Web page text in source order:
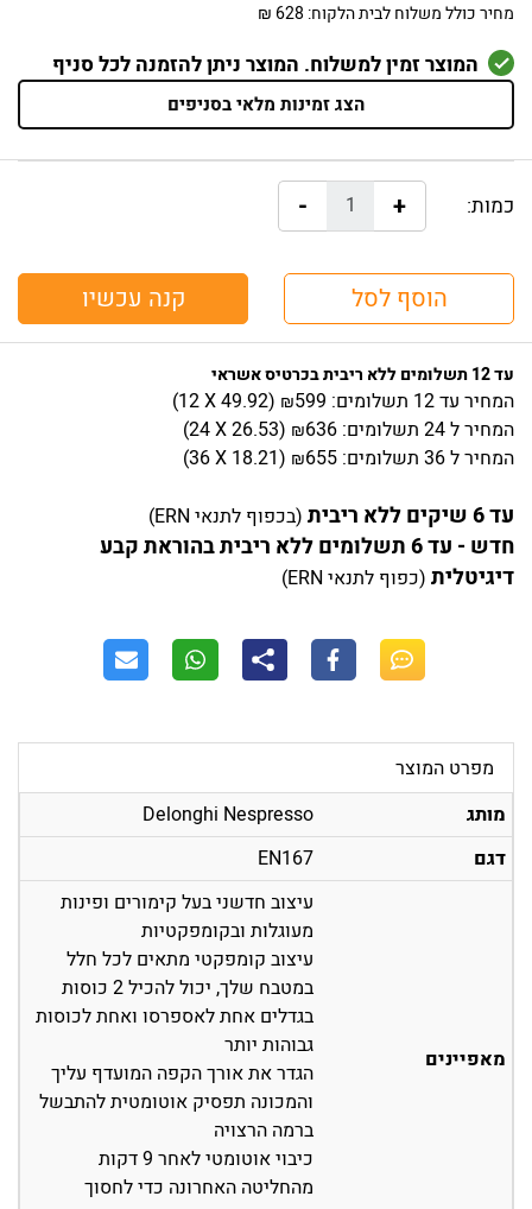
מחיר כולל משלוח לבית הלקוח: 628 ₪
המוצר זמין למשלוח. המוצר ניתן להזמנה לכל סניף
הצג זמינות מלאי בסניפים
כמות: +
-
הוסף לסל קנה עכשיו
עד 12 תשלומים ללא ריבית בכרטיס אשראי
המחיר עד 12 תשלומים: ₪599
(12 X49.92)
המחירל 24 תשלומים: ₪636
(24 X26.53)
המחירל 36 תשלומים: ₪655
(36 X 18.21)
עד 6 שיקים ללא ריבית (בכפוף לתנאי ERN)
חדש - עד 6 תשלומים ללא ריבית בהוראת קבע
דיגיטלית (כפוף לתנאי ERN)
מפרט המוצר
מותג
Delonghi Nespresso
דגם
EN167
מאפיינים
עיצוב חדשני בעל קימורים ופינות
מעוגלות ובקומפקטיות
עיצוב קומפקטי מתאים לכל חלל
במטבח שלך, יכול להכיל 2 כוסות
בגדלים אחת לאספרסו ואחת לכוסות
גבוהות יותר
הגדר את אורך הקפה המועדף עליך
והמכונה תפסיק אוטומטית להתבשל
ברמה הרצויה
כיבוי אוטומטי לאחר 9 דקות
מהחליטה האחרונה כדי לחסוך